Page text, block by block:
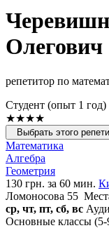
Олегович
репетитор по
Cтудент (опыт 1 год)
★★★★
Выбрать этого
Математика
Алгебра
Геометрия
130 грн. за 60 мин.
Ломоносова 55
ср, чт, пт, сб, вс
Основные классы (5-